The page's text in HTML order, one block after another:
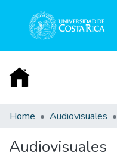
Communities & Collections
Acerca de
Home Audiovisuales
Audiovisuales